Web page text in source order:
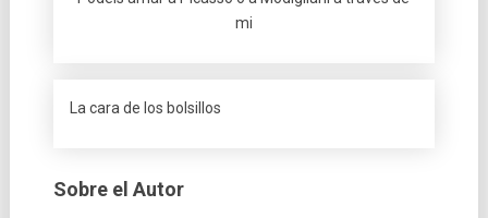
mi
La cara de los bolsillos
Sobre el Autor